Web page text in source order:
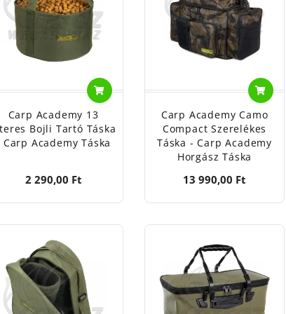
túrákra jársz, válassz merevített aljzattal
az autóban vagy a talicskán.
a Halcatraz.hu hatalmas bojlis táska
FORGALMAZÓ:
Carp - Preston Innovations Europe, Belgium, 21255
Academy - Top-Fish 2001. Kft, 8200 Veszprém,
Spirit - Rapala VMC France S.A.S Franciaország,
Zoom - Fisch Kft, 2800 Tatabánya, Kossuth Lajos u.
- Daiwa-Cormoran GmbH, Németország, 80992
- Fox International Group LTD. Belgium, 21255
- Svendsen Sport A/S, Dánia, 4621 Gadstrup,
- Top-Fish 2001. Kft, 8200 Veszprém, Ciklámen u.14
Innovations - Preston Innovations Europe,
- Energofish - Energofish KFT, 1201
- Shimano Polska SP. Z O.O, Lengyelország,
Carp Academy 13
Bojli Tartó Táska
Carp Academy Táska
2 290,00 Ft
Carp Academy Camo
Compact Szerelékes
Táska - Carp Academy
Horgász Táska
13 990,00 Ft